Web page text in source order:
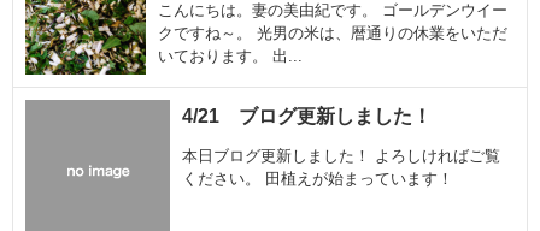
こんにちは。妻の美由紀です。 ゴールデンウイー
クですね～。 光男の米は、暦通りの休業をいただ
いております。 出...
4/21 ブログ更新しました！
本日ブログ更新しました！ よろしければご覧
ください。 田植えが始まっています！